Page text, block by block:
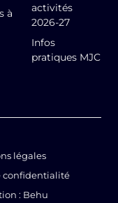
à
activités
2026-27
Infos
pratiques MJC
légales
confidentialité
: Behu